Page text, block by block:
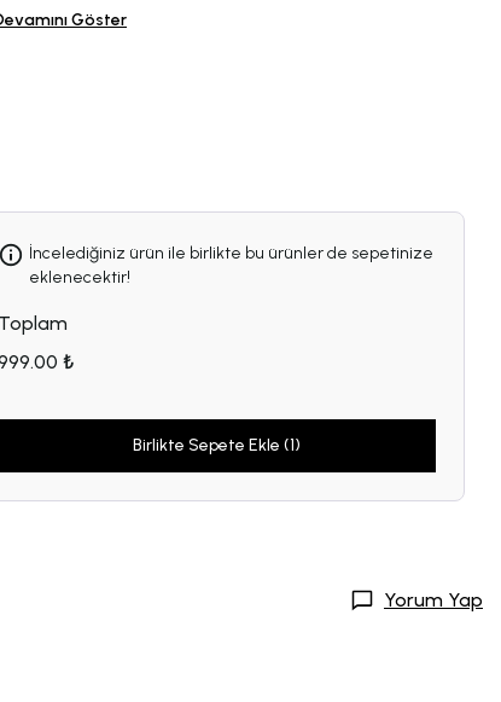
Göster
İncelediğiniz ürün ile birlikte bu ürünler de sepetinize
eklenecektir!
Toplam
₺
Birlikte Sepete Ekle (1)
Yorum Yap